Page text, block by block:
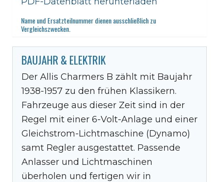
Name und Ersatzteilnummer dienen ausschließlich zu
Vergleichszwecken.
BAUJAHR & ELEKTRIK
Der Allis Charmers B zählt mit Baujahr
1938-1957 zu den frühen Klassikern.
Fahrzeuge aus dieser Zeit sind in der
Regel mit einer 6-Volt-Anlage und einer
Gleichstrom-Lichtmaschine (Dynamo)
samt Regler ausgestattet. Passende
Anlasser und Lichtmaschinen
überholen und fertigen wir in